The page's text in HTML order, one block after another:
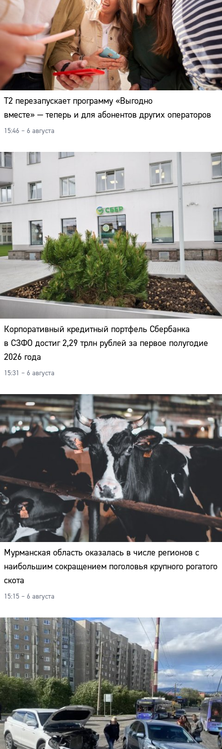
Т2 перезапускает программу «Выгодно
вместе» — теперь и для абонентов других операторов
15:46 – 6 августа
Корпоративный кредитный портфель Сбербанка
в СЗФО достиг 2,29 трлн рублей за первое полугодие
2026 года
15:31 – 6 августа
Мурманская область оказалась в числе регионов с
наибольшим сокращением поголовья крупного рогатого
скота
15:15 – 6 августа